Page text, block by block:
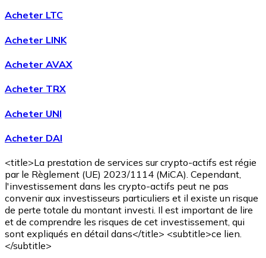
Acheter LTC
Acheter LINK
Acheter AVAX
Acheter TRX
Acheter UNI
Acheter DAI
<title>La prestation de services sur crypto-actifs est régie
par le Règlement (UE) 2023/1114 (MiCA). Cependant,
l'investissement dans les crypto-actifs peut ne pas
convenir aux investisseurs particuliers et il existe un risque
de perte totale du montant investi. Il est important de lire
et de comprendre les risques de cet investissement, qui
sont expliqués en détail dans</title> <subtitle>ce lien.
</subtitle>